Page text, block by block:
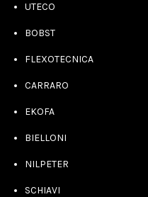
UTECO
BOBST
FLEXOTECNICA
CARRARO
EKOFA
BIELLONI
NILPETER
SCHIAVI